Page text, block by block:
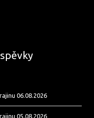
06.08.2026
05.08.2026